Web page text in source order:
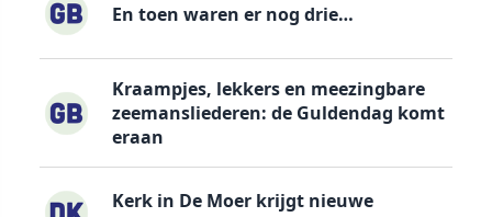
En toen waren er nog drie…
Kraampjes, lekkers en meezingbare
zeemansliederen: de Guldendag komt
eraan
Kerk in De Moer krijgt nieuwe